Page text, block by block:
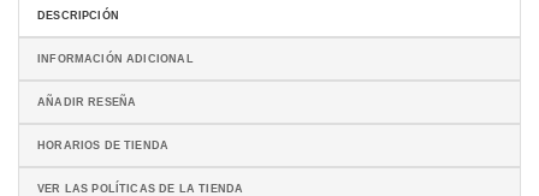
DESCRIPCIÓN
INFORMACIÓN ADICIONAL
AÑADIR RESEÑA
HORARIOS DE TIENDA
VER LAS POLÍTICAS DE LA TIENDA